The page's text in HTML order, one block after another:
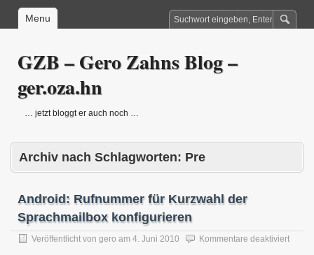
Menu
GZB – Gero Zahns Blog –
ger.oza.hn
… jetzt bloggt er auch noch …
Archiv nach Schlagworten: Pre
Android: Rufnummer für Kurzwahl der
Sprachmailbox konfigurieren
Veröffentlicht von gero am 4. Juni 2010 Kommentare deaktiviertfür